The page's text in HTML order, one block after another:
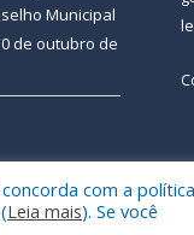
Municipal
de outubro de
Mapa do Site
com a
Leia mais). Se você